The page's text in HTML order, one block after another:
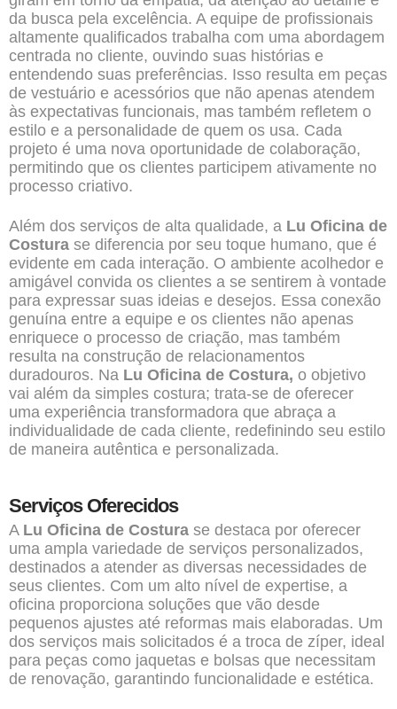
da busca pela excelência. A equipe de profissionais
altamente qualificados trabalha com uma abordagem
centrada no cliente, ouvindo suas histórias e
entendendo suas preferências. Isso resulta em peças
de vestuário e acessórios que não apenas atendem
às expectativas funcionais, mas também refletem o
estilo e a personalidade de quem os usa. Cada
projeto é uma nova oportunidade de colaboração,
permitindo que os clientes participem ativamente no
processo criativo.
Além dos serviços de alta qualidade, a Lu Oficina de
Costura se diferencia por seu toque humano, que é
evidente em cada interação. O ambiente acolhedor e
amigável convida os clientes a se sentirem à vontade
para expressar suas ideias e desejos. Essa conexão
genuína entre a equipe e os clientes não apenas
enriquece o processo de criação, mas também
resulta na construção de relacionamentos
duradouros. Na Lu Oficina de Costura, o objetivo
vai além da simples costura; trata-se de oferecer
uma experiência transformadora que abraça a
individualidade de cada cliente, redefinindo seu estilo
de maneira autêntica e personalizada.
Serviços Oferecidos
A Lu Oficina de Costura se destaca por oferecer
uma ampla variedade de serviços personalizados,
destinados a atender as diversas necessidades de
seus clientes. Com um alto nível de expertise, a
oficina proporciona soluções que vão desde
pequenos ajustes até reformas mais elaboradas. Um
dos serviços mais solicitados é a troca de zíper, ideal
para peças como jaquetas e bolsas que necessitam
de renovação, garantindo funcionalidade e estética.